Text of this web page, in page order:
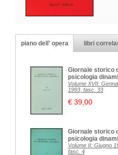
piano dell' opera libri
Giornale storico
psicologia
Volume XVII:
1993, fasc. 33
€ 39,00
Giornale storico
psicologia
Volume II: Giugno
fasc. 4